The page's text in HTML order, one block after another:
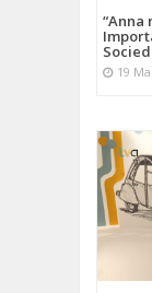
“Anna
19